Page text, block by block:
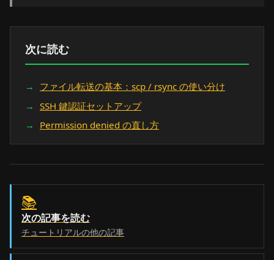
次に読む
ファイル転送の基本：scp / rsync の使い分け
SSH 鍵認証セットアップ
Permission denied の直し方
📚
次の記事を読む
チュートリアルの他の記事